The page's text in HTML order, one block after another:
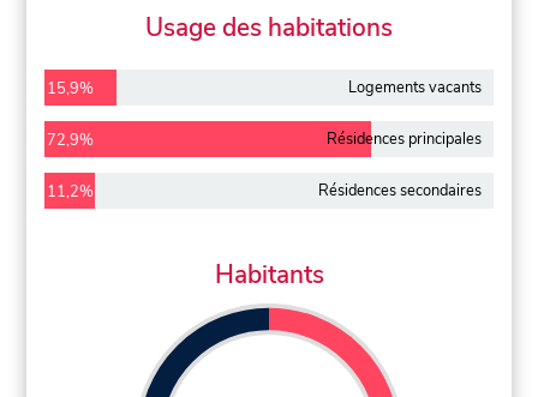
Usage des habitations
15,9% Logements vacants
72,9% Résidences principales
11,2% Résidences secondaires
Habitants